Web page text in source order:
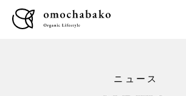
ニュース